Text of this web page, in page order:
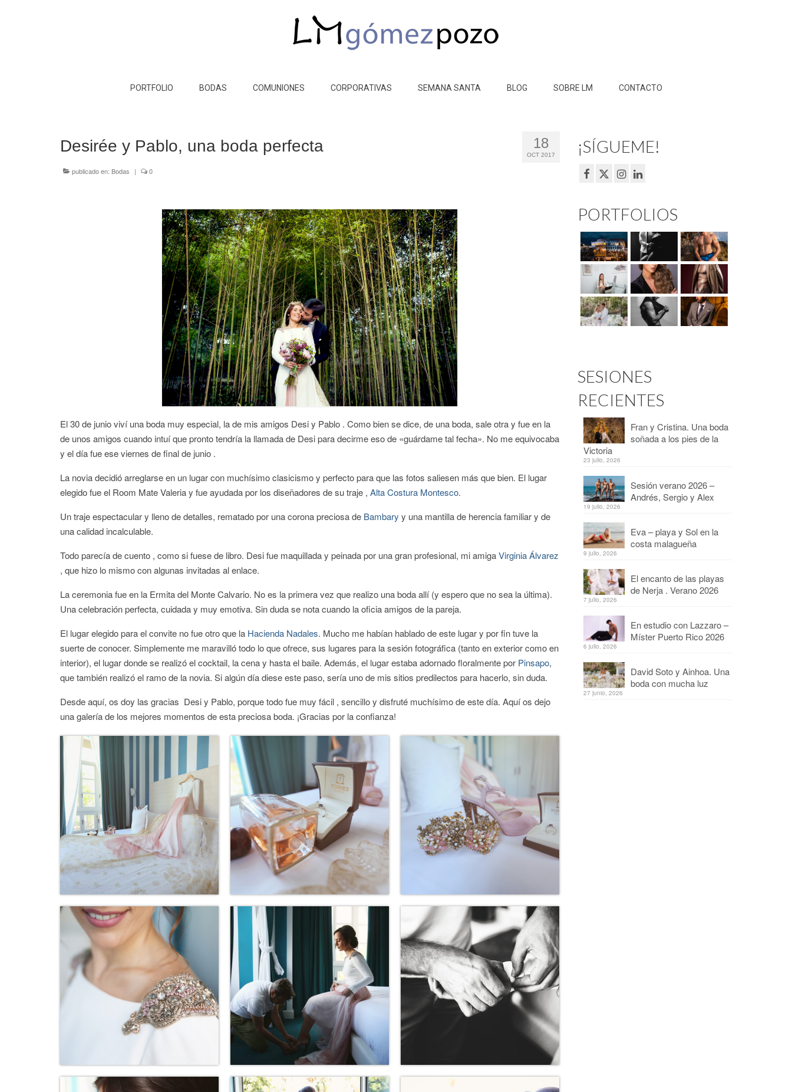
PORTFOLIO BODAS COMUNIONES CORPORATIVAS SEMANA SANTA BLOG SOBRE LM CONTACTO
18
OCT 2017
Desirée y Pablo, una boda perfecta
publicado en: Bodas | 0
El 30 de junio viví una boda muy especial, la de mis amigos Desi y Pablo . Como bien se dice, de una boda, sale otra y fue en la
de unos amigos cuando intuí que pronto tendría la llamada de Desi para decirme eso de «guárdame tal fecha». No me equivocaba
y el día fue ese viernes de final de junio .
La novia decidió arreglarse en un lugar con muchísimo clasicismo y perfecto para que las fotos saliesen más que bien. El lugar
elegido fue el Room Mate Valeria y fue ayudada por los diseñadores de su traje , Alta Costura Montesco.
Un traje espectacular y lleno de detalles, rematado por una corona preciosa de Bambary y una mantilla de herencia familiar y de
una calidad incalculable.
Todo parecía de cuento , como si fuese de libro. Desi fue maquillada y peinada por una gran profesional, mi amigaVirginia Álvarez
, que hizo lo mismo con algunas invitadas al enlace.
La ceremonia fue en la Ermita del Monte Calvario. No es la primera vez que realizo una boda allí (y espero que no sea la última).
Una celebración perfecta, cuidada y muy emotiva. Sin duda se nota cuando la oficia amigos de la pareja.
El lugar elegido para el convite no fue otro que la Hacienda Nadales. Mucho me habían hablado de este lugar y por fin tuve la
suerte de conocer. Simplemente me maravilló todo lo que ofrece, sus lugares para la sesión fotográfica (tanto en exterior como en
interior), el lugar donde se realizó el cocktail, la cena y hasta el baile. Además, el lugar estaba adornado floralmente por Pinsapo,
que también realizó el ramo de la novia. Si algún día diese este paso, sería uno de mis sitios predilectos para hacerlo, sin duda.
Desde aquí, os doy las gracias Desi y Pablo, porque todo fue muy fácil , sencillo y disfruté muchísimo de este día. Aquí os dejo
una galería de los mejores momentos de esta preciosa boda. ¡Gracias por la confianza!
¡SÍGUEME!
PORTFOLIOS
SESIONES
RECIENTES
Fran y Cristina. Una boda
soñada a los pies de la
Victoria
23 julio, 2026
Sesión verano 2026 –
Andrés, Sergio y Alex
19 julio, 2026
Eva – playa y Sol en la
costa malagueña
9 julio, 2026
El encanto de las playas
de Nerja . Verano 2026
7 julio, 2026
En estudio con Lazzaro –
Míster Puerto Rico 2026
6 julio, 2026
David Soto y Ainhoa. Una
boda con mucha luz
27 junio, 2026